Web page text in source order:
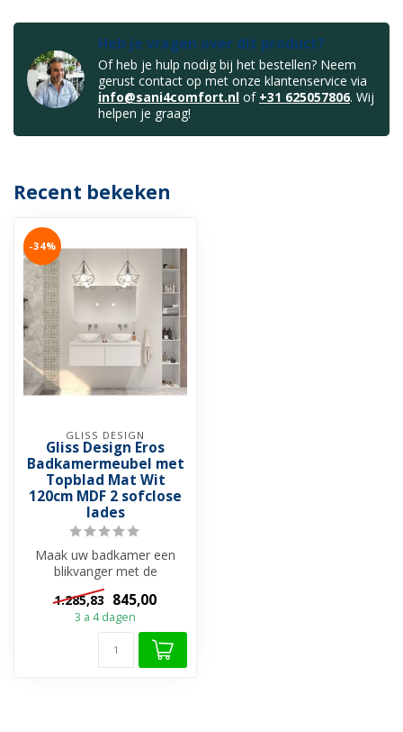
Heb je vragen over dit product?
Of heb je hulp nodig bij het bestellen? Neem
gerust contact op met onze klantenservice via
info@sani4comfort.nl of +31 625057806. Wij
helpen je graag!
Recent bekeken
-34%
GLISS DESIGN
Gliss Design Eros
Badkamermeubel met
Topblad Mat Wit
120cm MDF 2 sofclose
lades
Maak uw badkamer een
blikvanger met de
badkamermeubel Eros met
topblad van Gliss...
1.285,83 845,00
3 a 4 dagen